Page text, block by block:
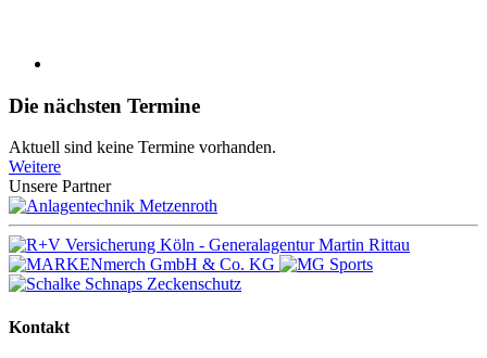
Die nächsten Termine
Aktuell sind keine Termine vorhanden.
Weitere
Unsere Partner
Kontakt